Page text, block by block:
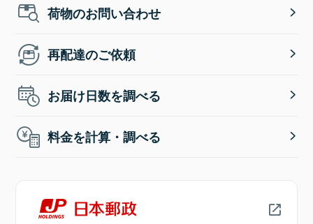
荷物のお問い合わせ
再配達のご依頼
お届け日数を調べる
料金を計算・調べる